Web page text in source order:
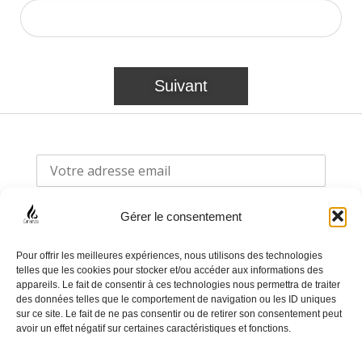
Gérer le consentement
Pour offrir les meilleures expériences, nous utilisons des technologies
telles que les cookies pour stocker et/ou accéder aux informations des
appareils. Le fait de consentir à ces technologies nous permettra de traiter
des données telles que le comportement de navigation ou les ID uniques
sur ce site. Le fait de ne pas consentir ou de retirer son consentement peut
avoir un effet négatif sur certaines caractéristiques et fonctions.
Suivant
F
a
I
n